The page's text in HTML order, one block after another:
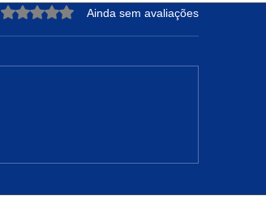
Avaliado com 0 de 5 estrelas.
Ainda sem avaliações